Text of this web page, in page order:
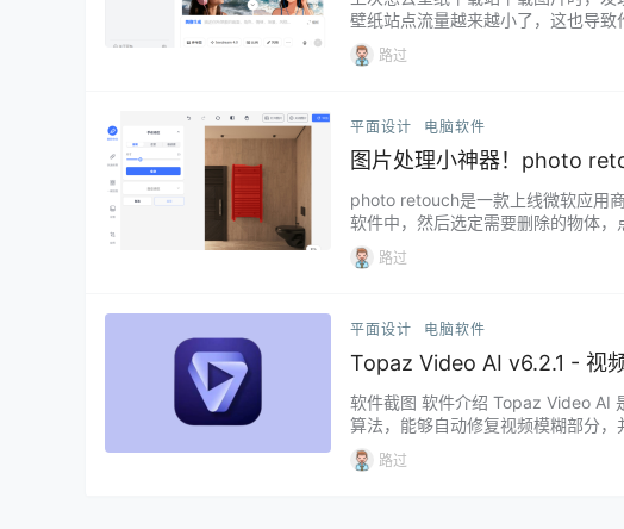
壁纸站点流量越来越小了，这也导
家带来的是豆包无水印下载图片。
dge才可使用。如果双击无法打开
路过
平面设计 电脑软件
图片处理小神器！photo
photo retouch是一款上线微软应用
软件中，然后选定需要删除的物体
拖入软件后可AI一键抠图，抠图时还
色背景，也可以添加漫画、莫兰迪
路过
平面设计 电脑软件
Topaz Video AI v6.2.1 - 视
软件截图 软件介绍 Topaz Video AI
算法，能够自动修复视频模糊部分
采用先进的AI模型，为您的视频修
绿色便携版，破解免登陆激活版，
路过